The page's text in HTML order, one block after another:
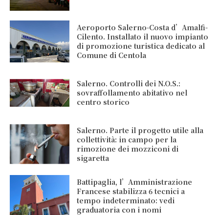
Aeroporto Salerno-Costa d’Amalfi-
Cilento. Installato il nuovo impianto
di promozione turistica dedicato al
Comune di Centola
Salerno. Controlli dei N.O.S.:
sovraffollamento abitativo nel
centro storico
Salerno. Parte il progetto utile alla
collettività: in campo per la
rimozione dei mozziconi di
sigaretta
Battipaglia, l’Amministrazione
Francese stabilizza 6 tecnici a
tempo indeterminato: vedi
graduatoria con i nomi